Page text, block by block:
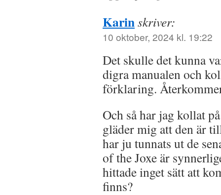
Karinskriver:
10 oktober, 2024 kl. 19:22
Det skulle det kunna
digra manualen och
förklaring.
Och så har jag kollat
gläder mig att den är
har ju tunnats ut de
of the Joxe är
hittade inget sätt att
finns?